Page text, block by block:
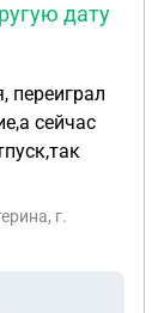
дату
переиграл
сейчас
г.